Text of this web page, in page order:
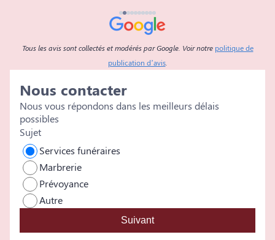
Tous les avis sont collectés et modérés par Google. Voir notre politique de
publication d’avis.
Nous contacter
Nous vous répondons dans les meilleurs délais
possibles
Sujet
Services funéraires
Marbrerie
Prévoyance
Autre
Suivant